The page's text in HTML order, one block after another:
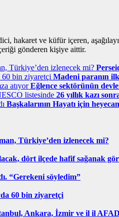
hakaret ve küfür içeren,
gönderen kişiye aittir.
Madeni paranın
Eğlence sektörünün
26 yıllık kazı
Başkalarının Hayatı için
Türkiye’den izlenecek mi?
dört ilçede hafif sağanak
“Gerekeni söyledim”
60 bin ziyaretçi
Ankara, İzmir ve il il